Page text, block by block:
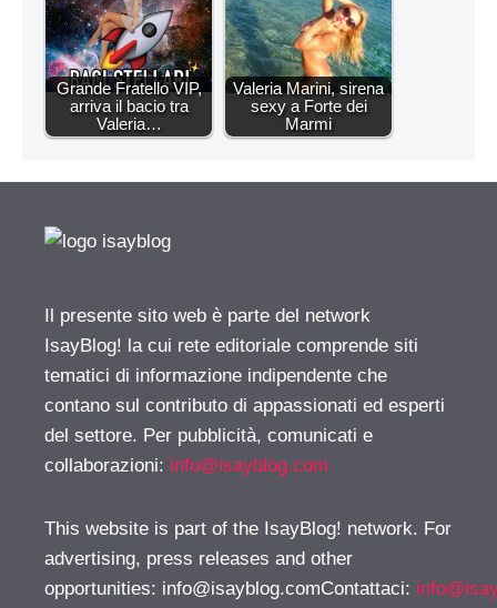
Grande Fratello VIP,
arriva il bacio tra
Valeria…
Valeria Marini, sirena
sexy a Forte dei
Marmi
Il presente sito web è parte del network
IsayBlog! la cui rete editoriale comprende siti
tematici di informazione indipendente che
contano sul contributo di appassionati ed esperti
del settore. Per pubblicità, comunicati e
collaborazioni: info@isayblog.com
This website is part of the IsayBlog! network. For
advertising, press releases and other
opportunities: info@isayblog.comContattaci: